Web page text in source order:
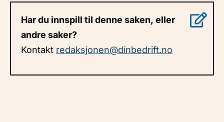
Har du innspill til denne saken, eller
andre saker?
Kontakt redaksjonen@dinbedrift.no